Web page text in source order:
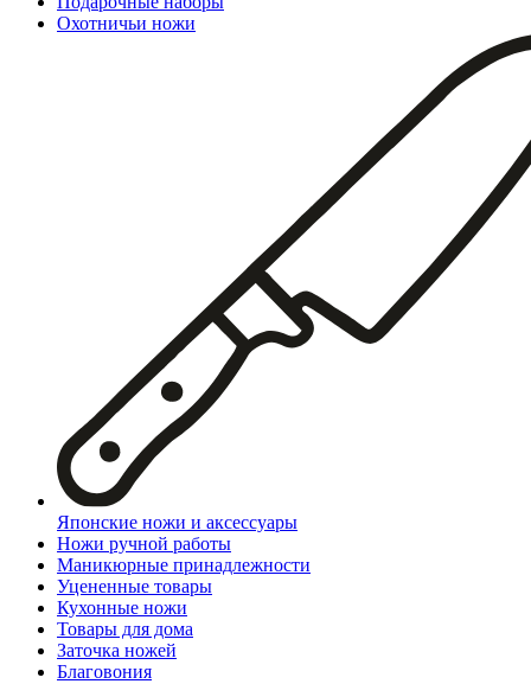
Охотничьи ножи
Японские ножи и аксессуары
Ножи ручной работы
Маникюрные принадлежности
Уцененные товары
Кухонные ножи
Товары для дома
Заточка ножей
Благовония